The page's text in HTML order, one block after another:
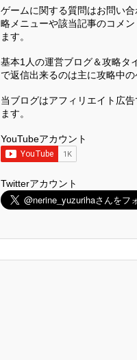
ゲームに関する質問はお問い
略メニューや該当記事のコメ
ます。
基本1人の運営ブログ＆攻略タ
で返信出来るのは主に攻略中
当ブログはアフィリエイト広
ます。
YouTubeアカウント
Twitterアカウント